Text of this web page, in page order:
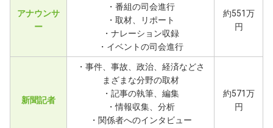
アナウンサ
ー
・番組の司会進行
・取材、リポート
・ナレーション収録
・イベントの司会進行
約551万
円
新聞記者
・事件、事故、政治、経済などさ
まざまな分野の取材
・記事の執筆、編集
・情報収集、分析
・関係者へのインタビュー
約571万
円